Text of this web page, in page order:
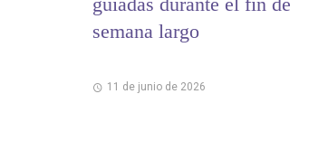
semana largo
11 de junio de 2026